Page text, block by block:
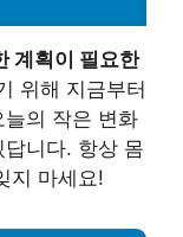
계획이 필요한
위해 지금부터
의 작은 변화
니다. 항상 몸
지 마세요!